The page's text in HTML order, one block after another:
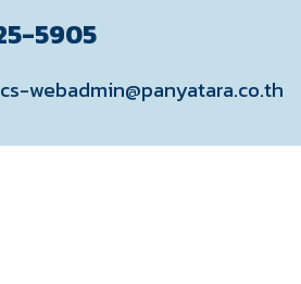
5905
webadmin@panyatara.co.th